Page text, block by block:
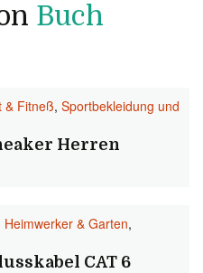
Buch
& Fitneß, Sportbekleidung und
Herren
Heimwerker & Garten,
CAT 6